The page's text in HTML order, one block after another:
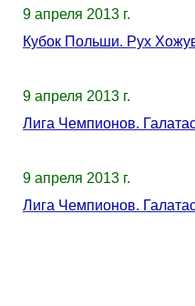
9 апреля 2013 г.
Кубок Польши. Рух
9 апреля 2013 г.
Лига Чемпионов.
9 апреля 2013 г.
Лига Чемпионов.